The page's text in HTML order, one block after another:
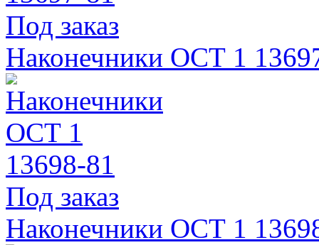
Под заказ
Наконечники ОСТ 1
Под заказ
Наконечники ОСТ 1